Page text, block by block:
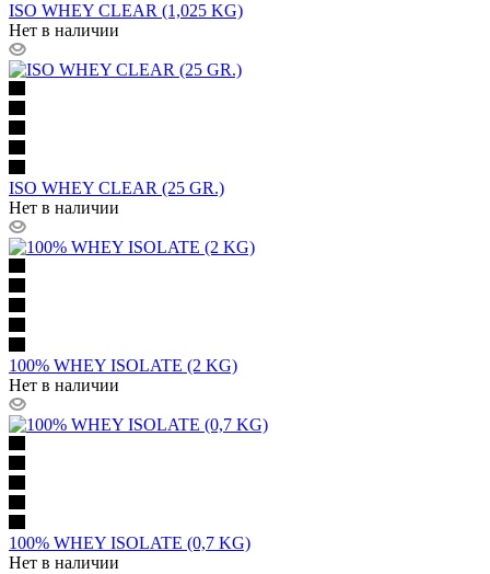
ISO WHEY CLEAR (1,025 KG)
Нет в наличии
ISO WHEY CLEAR (25 GR.)
Нет в наличии
100% WHEY ISOLATE (2 KG)
Нет в наличии
100% WHEY ISOLATE (0,7 KG)
Нет в наличии